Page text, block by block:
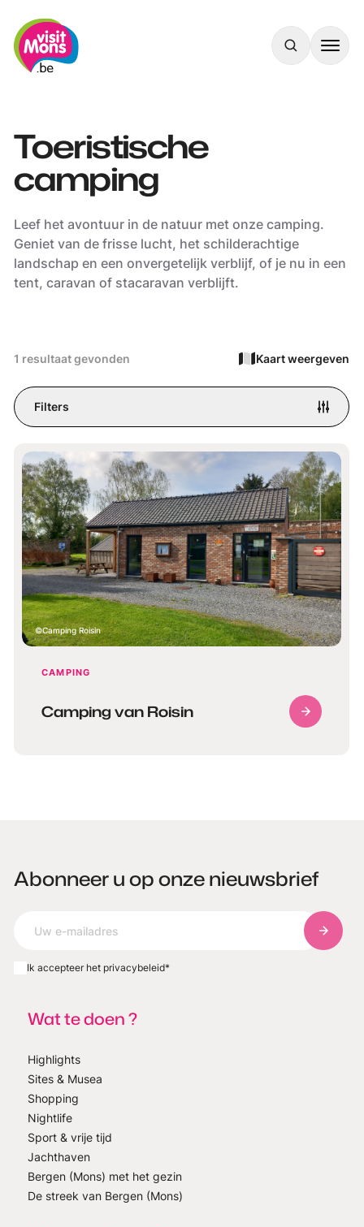
VisitMons Logo
Search
Toeristische
camping
Leef het avontuur in de natuur met onze camping.
Geniet van de frisse lucht, het schilderachtige
landschap en een onvergetelijk verblijf, of je nu in een
tent, caravan of stacaravan verblijft.
1 resultaat gevonden Kaart weergeven
Filters
Camping Roisin
CAMPING
Camping van Roisin
Abonneer u op onze nieuwsbrief
Ik accepteer het privacybeleid*
Wat te doen ?
Highlights
Sites & Musea
Shopping
Nightlife
Sport & vrije tijd
Jachthaven
Bergen (Mons) met het gezin
De streek van Bergen (Mons)